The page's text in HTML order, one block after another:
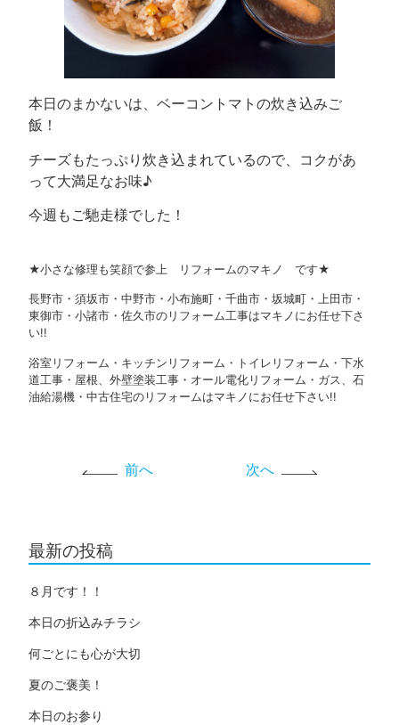
本日のまかないは、ベーコントマトの炊き込みご
飯！
チーズもたっぷり炊き込まれているので、コクがあ
って大満足なお味♪
今週もご馳走様でした！
★小さな修理も笑顔で参上 リフォームのマキノ です★
長野市・須坂市・中野市・小布施町・千曲市・坂城町・上田市・
東御市・小諸市・佐久市のリフォーム工事はマキノにお任せ下さ
い!!
浴室リフォーム・キッチンリフォーム・トイレリフォーム・下水
道工事・屋根、外壁塗装工事・オール電化リフォーム・ガス、石
油給湯機・中古住宅のリフォームはマキノにお任せ下さい!!
前へ 次へ
最新の投稿
８月です！！
本日の折込みチラシ
何ごとにも心が大切
夏のご褒美！
本日のお参り